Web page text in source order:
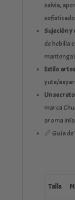
salvia,
Sujeción y
de hebilla
mantenga
Estilo
yute/
Un
marca
aroma
📏 Guía
Talla